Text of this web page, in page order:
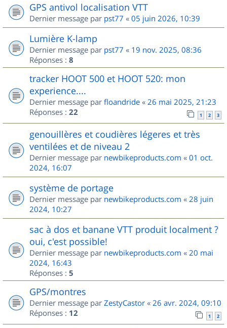
GPS antivol localisation VTT
Dernier message par pst77 « 05 juin 2026, 10:39
Lumière K-lamp
Dernier message par pst77 « 19 nov. 2025, 08:36
Réponses : 8
tracker HOOT 500 et HOOT 520: mon
experience....
Dernier message par floandride « 26 mai 2025, 21:23
Réponses : 22 1 2 3
genouillères et coudières légeres et très
ventilées et de niveau 2
Dernier message par newbikeproducts.com « 01 oct.
2024, 16:07
système de portage
Dernier message par newbikeproducts.com « 28 juin
2024, 10:27
sac à dos et banane VTT produit localment ?
oui, c'est possible!
Dernier message par newbikeproducts.com « 20 mai
2024, 16:43
Réponses : 5
GPS/montres
Dernier message par ZestyCastor « 26 avr. 2024, 09:10
Réponses : 12 1 2